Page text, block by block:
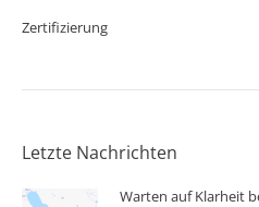
Zertifizierung
Letzte Nachrichten
Warten auf Klarheit